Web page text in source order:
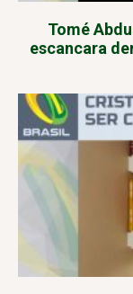
Tomé
escancara